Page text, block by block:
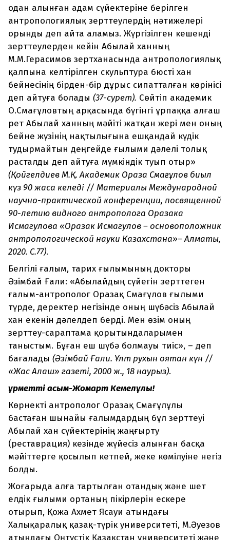
одан алынған адам сүйектеріне берілген
антропологиялық зерттеулердің нәтижелері
орынды деп айта аламыз. Жүргізілген кешенді
зерттеулерден кейін Абылай ханның
М.М.Герасимов зертханасында антропологиялық
қалпына келтірілген скульптура бюсті хан
бейнесінің бірден-бір дұрыс сипатталған көрінісі
деп айтуға болады (37-сурет). Сөйтіп академик
О.Смағұловтың арқасында бүгінгі ұрпаққа алғаш
рет Абылай ханның мәйіті жатқан жері мен оның
бейне жүзінің нақтылығына ешқандай күдік
тудырмайтын деңгейде ғылыми дәлелі толық
расталды деп айтуға мүмкіндік туып отыр»
(Қойгелдиев М.Қ. Академик Оразақ Смағұлов биыл
күз 90 жасқа келеді // Материалы Международной
научно-практической конференции, посвященной
90-летию видного антрополога Оразака
Исмагулова «Оразак Исмагулов – основоположник
антропологической науки Казахстана»– Алматы,
2020. С.77).
Белгілі ғалым, тарих ғылымының докторы
Әзімбай Ғали: «Абылайдың сүйегін зерттеген
ғалым-антрополог Оразақ Смағұлов ғылыми
түрде, деректер негізінде оның шүбәсіз Абылай
хан екенін дәлелдеп берді. Мен өзім оның
зерттеу-сараптама қорытындаларымен
таныстым. Бұған еш шүбә болмауы тиіс», – деп
бағалады (Әзімбай Ғали. Ұлт рухын оятқан күн //
«Жас Алаш» газеті, 2000 ж., 18 наурыз).
Құрметті Қасым-Жомарт Кемелұлы!
Көрнекті антрополог Оразақ Смағұлұлы
бастаған шынайы ғалымдардың бұл зерттеуі
Абылай хан сүйектерінің жаңғырту
(реставрация) кезінде жүйесіз алынған басқа
мәйіттерге қосылып кетпей, жеке көмілуіне негіз
болды.
Жоғарыда алға тартылған отандық және шет
елдік ғылыми ортаның пікірлерін ескере
отырып, Қожа Ахмет Ясауи атындағы
Халықаралық қазақ-түрік университеті, М.Әуезов
атындағы Оңтүстік Қазақстан университеті және